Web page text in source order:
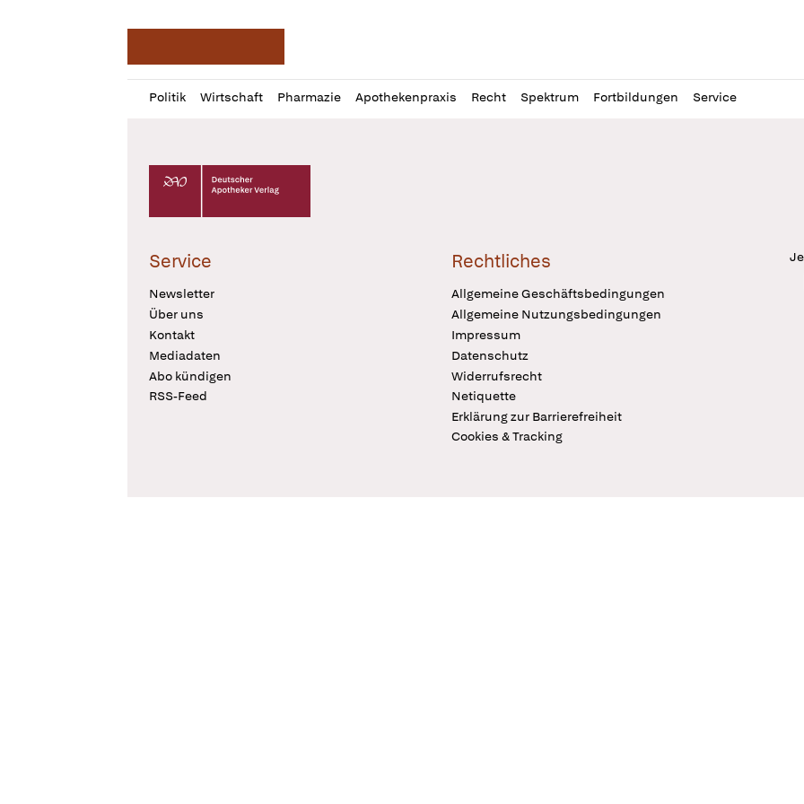
Politik Wirtschaft Pharmazie Apothekenpraxis Recht Spektrum Fortbildungen Service
Profil
öffnen
Daz
Pur
Deutscher Apotheker Verlag Logo
Service
Newsletter
Über uns
Kontakt
Mediadaten
Abo kündigen
RSS-Feed
Rechtliches
Allgemeine Geschäftsbedingungen
Allgemeine Nutzungsbedingungen
Impressum
Datenschutz
Widerrufsrecht
Netiquette
Erklärung zur Barrierefreiheit
Cookies & Tracking